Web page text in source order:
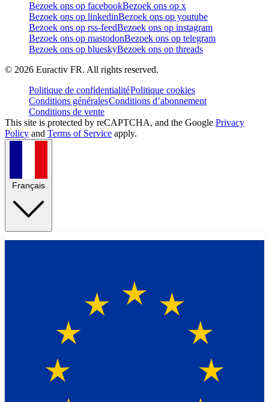
Bezoek ons op facebookBezoek ons op x
Bezoek ons op linkedinBezoek ons op youtube
Bezoek ons op rss-feedBezoek ons op instagram
Bezoek ons op mastodonBezoek ons op telegram
Bezoek ons op blueskyBezoek ons op threads
© 2026 Euractiv FR. All rights reserved.
Politique de confidentialitéPolitique cookies
Conditions généralesConditions d’abonnement
Conditions de vente
This site is protected by reCAPTCHA, and the Google Privacy
Policy and Terms of Service apply.
Français